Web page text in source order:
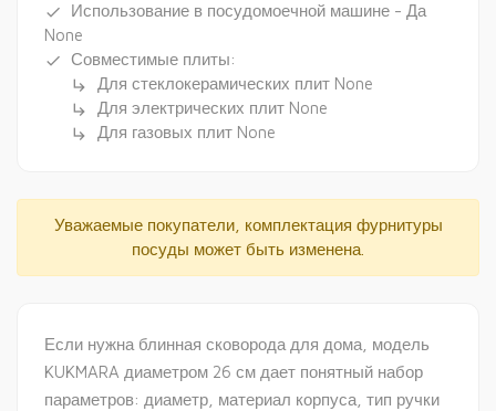
done
Использование в посудомоечной машине - Да
None
done Совместимые плиты:
subdirectory_arrow_right Для стеклокерамических плит None
subdirectory_arrow_right Для электрических плит None
subdirectory_arrow_right Для газовых плит None
Уважаемые покупатели, комплектация фурнитуры
посуды может быть изменена.
Если нужна блинная сковорода для дома, модель
KUKMARA диаметром 26 см дает понятный набор
параметров: диаметр, материал корпуса, тип ручки